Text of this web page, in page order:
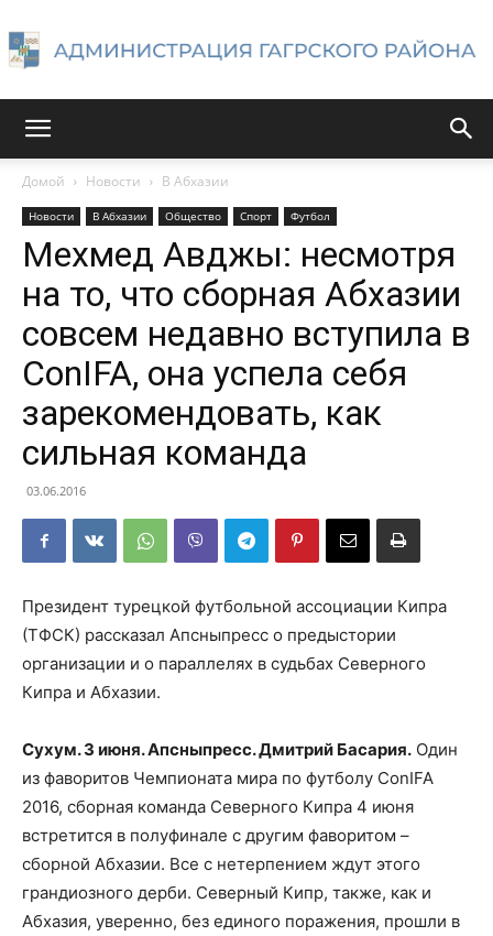
Гагрского
района
Домой Новости В Абхазии
Новости В Абхазии Общество Спорт Футбол
Мехмед Авджы: несмотря
на то, что сборная Абхазии
совсем недавно вступила в
ConIFA, она успела себя
зарекомендовать, как
сильная команда
03.06.2016
Президент турецкой футбольной ассоциации Кипра
(ТФСК) рассказал Апсныпресс о предыстории
организации и о параллелях в судьбах Северного
Кипра и Абхазии.
Сухум. 3 июня. Апсныпресс. Дмитрий Басария. Один
из фаворитов Чемпионата мира по футболу ConIFA
2016, сборная команда Северного Кипра 4 июня
встретится в полуфинале с другим фаворитом –
сборной Абхазии. Все с нетерпением ждут этого
грандиозного дерби. Северный Кипр, также, как и
Абхазия, уверенно, без единого поражения, прошли в